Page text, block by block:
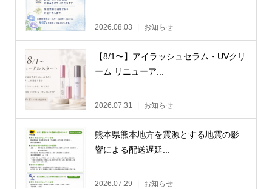
2026.08.03 お知らせ
【8/1〜】アイラッシュセラム・UVクリ
ーム リニューア...
2026.07.31 お知らせ
熊本県熊本地方を震源とする地震の影
響による配送遅延...
2026.07.29 お知らせ